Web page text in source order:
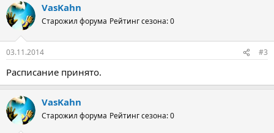
VasKahn
Старожил форума Рейтинг сезона: 0
03.11.2014 #3
Расписание принято.
VasKahn
Старожил форума Рейтинг сезона: 0